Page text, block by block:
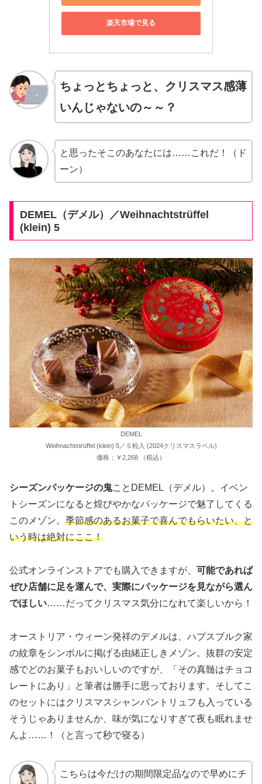
楽天市場で見る
ちょっとちょっと、クリスマス感薄
いんじゃないの～～？
と思ったそこのあなたには……これだ！（ド
ーン）
DEMEL（デメル）／Weihnachtstrüffel
(klein) 5
DEMEL
Weihnachtstrüffel (klein) 5／５粒入 (2024クリスマスラベル)
価格：￥2,268 （税込）
シーズンパッケージの鬼ことDEMEL（デメル）。イベン
トシーズンになると煌びやかなパッケージで魅了してくる
このメゾン。 季節感のあるお菓子で喜んでもらいたい、と
いう時は絶対にここ！
公式オンラインストアでも購入できますが、 可能であれば
ぜひ店舗に足を運んで、実際にパッケージを見ながら選ん
でほしい……だってクリスマス気分になれて楽しいから！
オーストリア・ウィーン発祥のデメルは、ハプスブルク家
の紋章をシンボルに掲げる由緒正しきメゾン。抜群の安定
感でどのお菓子もおいしいのですが、「その真髄はチョコ
レートにあり」と筆者は勝手に思っております。そしてこ
のセットにはクリスマスシャンパントリュフも入っている
そうじゃありませんか、味が気になりすぎて夜も眠れませ
んよ……！（と言って秒で寝る）
こちらは今だけの期間限定品なので早めにチ